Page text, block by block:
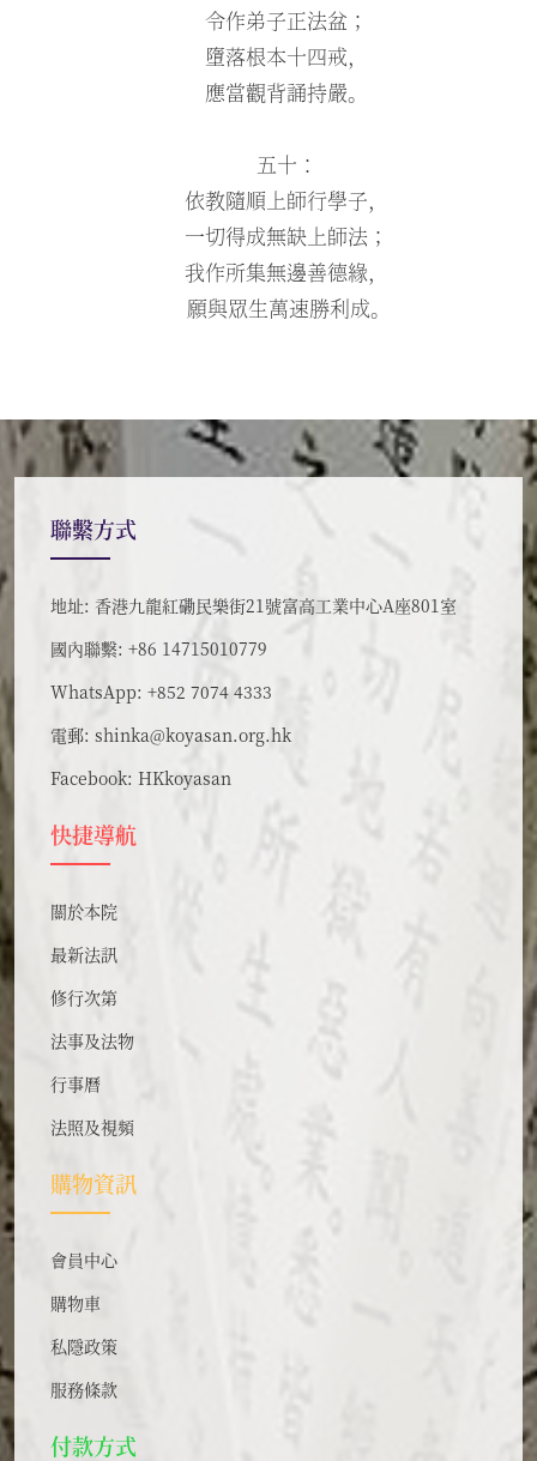
令作弟子正法盆；
墮落根本十四戒，
應當觀背誦持嚴。
五十：
依教隨順上師行學子，
一切得成無缺上師法；
我作所集無邊善德緣，
願與眾生萬速勝利成。
聯繫方式
地址: 香港九龍紅磡民樂街21號富高工業中心A座801室
國內聯繫: +86 14715010779
WhatsApp: +852 7074 4333
電郵: shinka@koyasan.org.hk
Facebook: HKkoyasan
快捷導航
關於本院
最新法訊
修行次第
法事及法物
行事曆
法照及視頻
購物資訊
會員中心
購物車
私隱政策
服務條款
付款方式